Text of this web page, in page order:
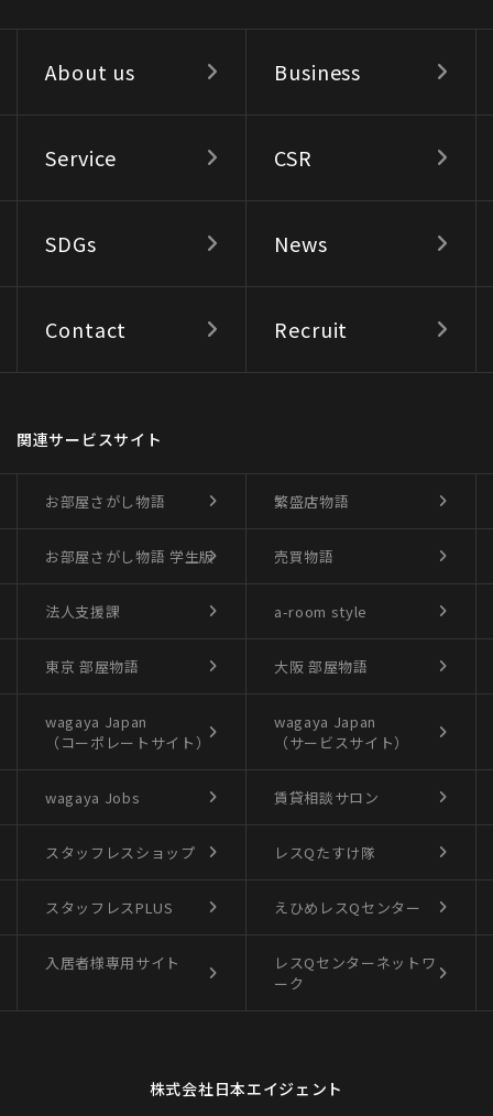
About us Business
Service CSR
SDGs News
Contact Recruit
関連サービスサイト
お部屋さがし物語 繁盛店物語
お部屋さがし物語 学生版 売買物語
法人支援課 a-room style
東京 部屋物語 大阪 部屋物語
wagaya Japan
（コーポレートサイト）
wagaya Japan
（サービスサイト）
wagaya Jobs 賃貸相談サロン
スタッフレスショップ レスQたすけ隊
スタッフレスPLUS えひめレスQセンター
入居者様専用サイト
レスQセンターネットワ
ーク
株式会社日本エイジェント